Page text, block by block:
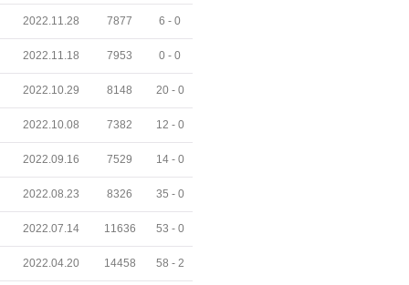
2022.11.28 7877 6 - 0
2022.11.18 7953 0 - 0
2022.10.29 8148 20 - 0
2022.10.08 7382 12 - 0
2022.09.16 7529 14 - 0
2022.08.23 8326 35 - 0
2022.07.14 11636 53 - 0
2022.04.20 14458 58 - 2